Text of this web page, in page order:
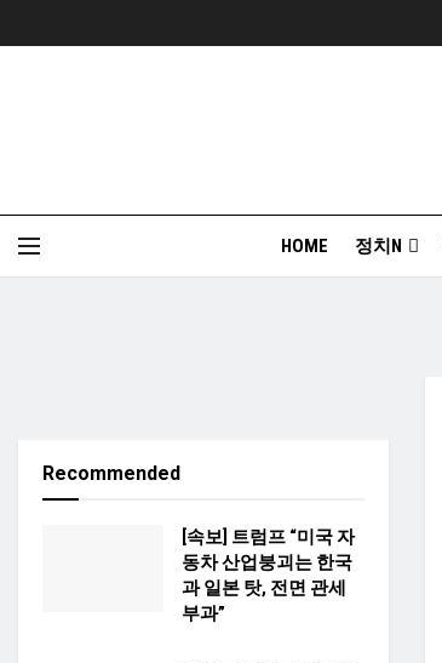
HOME 정치N
Recommended
[속보] 트럼프 “미국 자
동차 산업붕괴는 한국
과 일본 탓, 전면 관세
부과”